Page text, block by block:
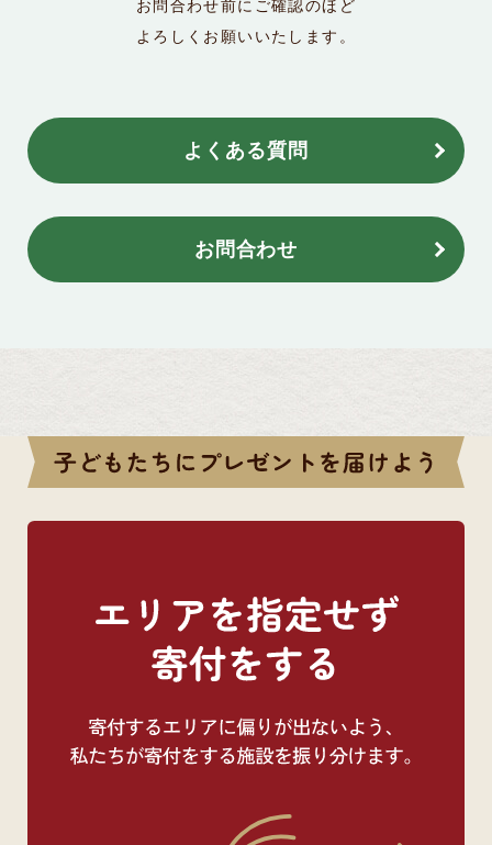
お問合わせ前にご確認のほど
よろしくお願いいたします。
よくある質問
お問合わせ